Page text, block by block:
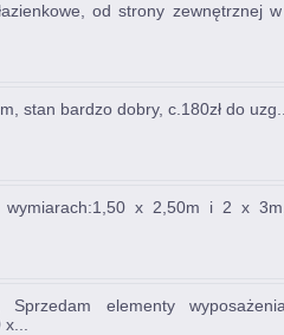
od strony zewnętrznej
stan bardzo dobry, c.180zł do uzg..
x 2,50m i 2 x
Sprzedam elementy